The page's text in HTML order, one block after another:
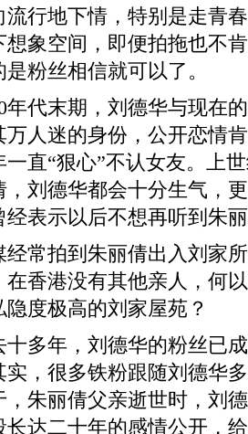
地下情，特别是走青春
想象空间，即便拍拖也不
粉丝相信就可以了。
代末期，刘德华与现在的
万人迷的身份，公开恋情
直“狠心”不认女友。上
，刘德华都会十分生气，
经表示以后不想再听到朱
拍到朱丽倩出入刘家所
在香港没有其他亲人，何
度极高的刘家屋苑？
年，刘德华的粉丝已成
实，很多铁粉跟随刘德华
，朱丽倩父亲逝世时，刘
长达二十年的感情公开，